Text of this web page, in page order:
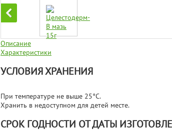
Описание
Характеристики
УСЛОВИЯ ХРАНЕНИЯ
При температуре не выше 25°С.
Хранить в недоступном для детей месте.
СРОК ГОДНОСТИ ОТ ДАТЫ